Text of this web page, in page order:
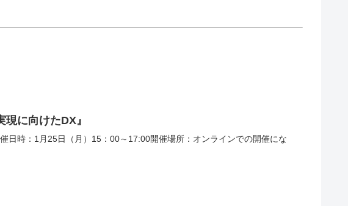
に向けたDX』
日時：1月25日（月）15：00～17:00開催場所：オンラインでの開催にな